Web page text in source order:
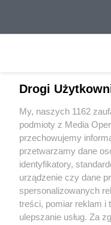
Wydawca mediów
Nie zapomnij
zapoznać się z:
polityką
Twojemiasto
Drogi
My, naszych 1162
podmioty z Media
przechowujemy
przetwarzamy dane
identyfikatory,
urządzenie czy dane
spersonalizowanych
treści, pomiar reklam i
ulepszanie usług. Za